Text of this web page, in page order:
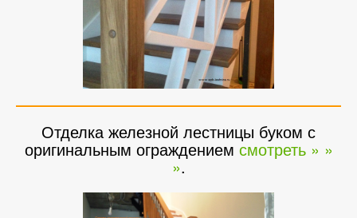
Отделка железной лестницы буком с
оригинальным ограждением смотреть » »
».